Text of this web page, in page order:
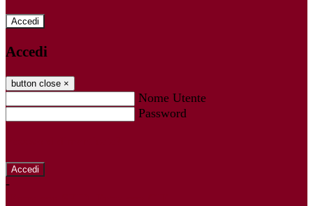
Accedi
Accedi
button close ×
Nome Utente
Password
-